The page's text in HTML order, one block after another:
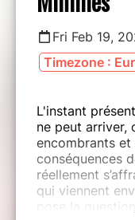
Fri Feb 19,
Timezone :
L'instant
ne peut arriver,
encombrants et
conséquences
réellement
qui viennent
pose la